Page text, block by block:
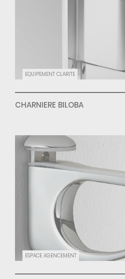
EQUIPEMENT CLARITE
CHARNIERE BILOBA
ESPACE AGENCEMENT